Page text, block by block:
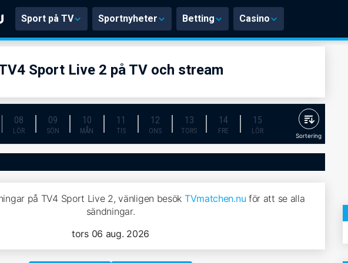
Sport på TV Sportnyheter Betting Casino
Sport Live 2 på TV och stream
08
LÖR
09
SÖN
10
MÅN
11
TIS
12
ONS
13
TORS
14
FRE
15
LÖR
Sortering
på TV4 Sport Live 2, vänligen besök TVmatchen.nu för att se alla
sändningar.
tors 06 aug. 2026